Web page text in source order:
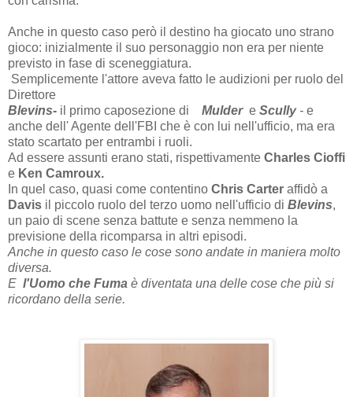
Anche in questo caso però il destino ha giocato uno strano
gioco: inizialmente il suo personaggio non era per niente
previsto in fase di sceneggiatura.
Semplicemente l'attore aveva fatto le audizioni per ruolo del
Direttore
Blevins- il primo caposezione di Mulder e Scully - e
anche dell' Agente dell'FBI che è con lui nell'ufficio, ma era
stato scartato per entrambi i ruoli.
Ad essere assunti erano stati, rispettivamente Charles Cioffi
e Ken Camroux.
In quel caso, quasi come contentino Chris Carter affidò a
Davis il piccolo ruolo del terzo uomo nell'ufficio di Blevins,
un paio di scene senza battute e senza nemmeno la
previsione della ricomparsa in altri episodi.
Anche in questo caso le cose sono andate in maniera molto
diversa.
E l'Uomo che Fuma è diventata una delle cose che più si
ricordano della serie.